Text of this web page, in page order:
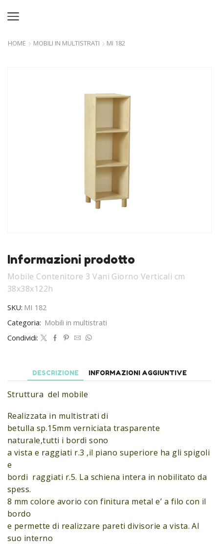
HOME MOBILI IN MULTISTRATI MI 182
Informazioni prodotto
Mobile Contenitore 3 Vani Giorno Verticali cm
38x38x122h
SKU: MI 182
Categoria: Mobili in multistrati
Condividi:
DESCRIZIONE INFORMAZIONI AGGIUNTIVE
Struttura del mobile
Realizzata in multistrati di
betulla sp.15mm verniciata trasparente
naturale,tutti i bordi sono
a vista e raggiati r.3 ,il piano superiore ha gli spigoli
e
bordi raggiati r.5. La schiena intera in nobilitato da
spess.
8 mm colore avorio con finitura metal e’ a filo con il
bordo
e permette di realizzare pareti divisorie a vista. Al
suo interno